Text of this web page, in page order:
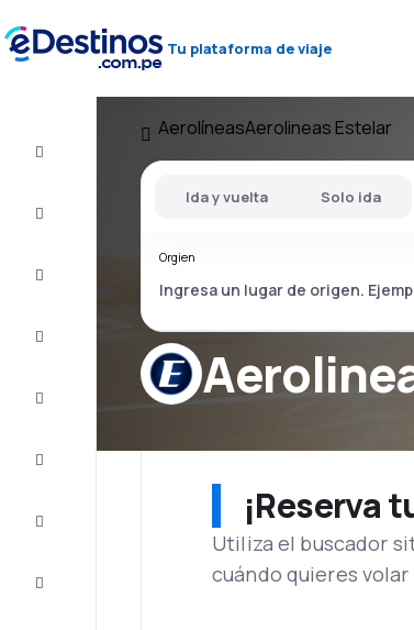
Tu plataforma de viaje
Completa
AerolíneasAerolineas Estelar
Ida y vuelta Solo ida
Orgien
¡Reserva
Utiliza el buscador
cuándo quieres